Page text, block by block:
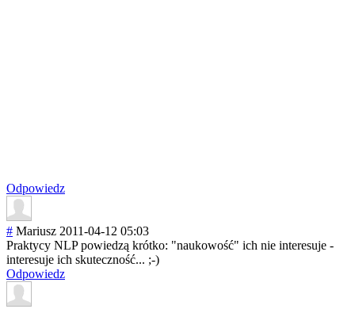
Odpowiedz
# Mariusz 2011-04-12 05:03
Praktycy NLP powiedzą krótko: "naukowość" ich nie interesuje -
interesuje ich skuteczność... ;-)
Odpowiedz